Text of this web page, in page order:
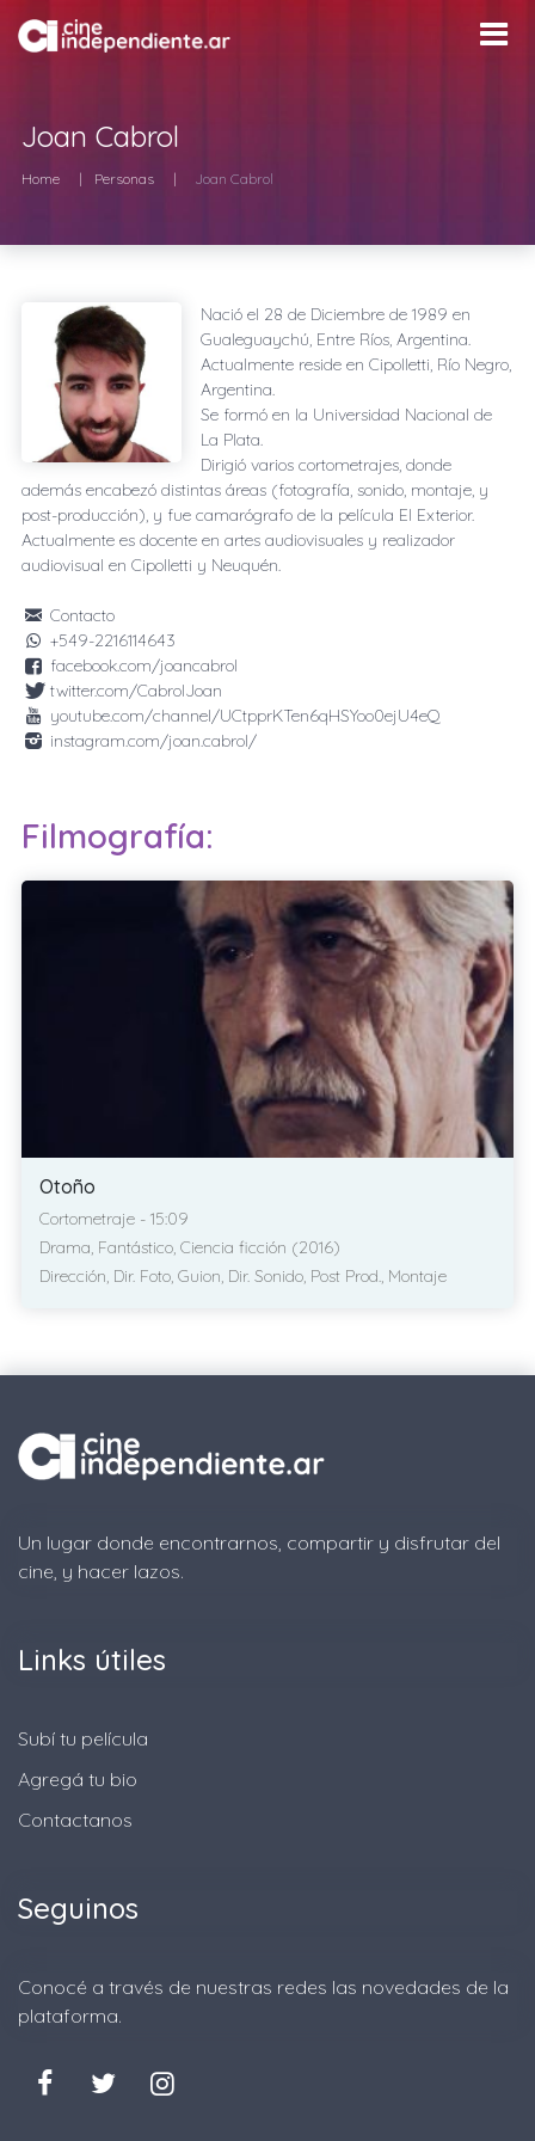
Joan Cabrol
Home Personas Joan Cabrol
Nació el 28 de Diciembre de 1989 en
Gualeguaychú, Entre Ríos, Argentina.
Actualmente reside en Cipolletti, Río Negro,
Argentina.
Se formó en la Universidad Nacional de
La Plata.
Dirigió varios cortometrajes, donde
además encabezó distintas áreas (fotografía, sonido, montaje, y
post-producción), y fue camarógrafo de la película El Exterior.
Actualmente es docente en artes audiovisuales y realizador
audiovisual en Cipolletti y Neuquén.
Contacto
+549-2216114643
facebook.com/joancabrol
twitter.com/CabrolJoan
youtube.com/channel/UCtpprKTen6qHSYoo0ejU4eQ
instagram.com/joan.cabrol/
Filmografía:
Otoño
Cortometraje - 15:09
Drama, Fantástico, Ciencia ficción (2016)
Dirección, Dir. Foto, Guion, Dir. Sonido, Post Prod., Montaje
Un lugar donde encontrarnos, compartir y disfrutar del
cine, y hacer lazos.
Links útiles
Subí tu película
Agregá tu bio
Contactanos
Seguinos
Conocé a través de nuestras redes las novedades de la
plataforma.